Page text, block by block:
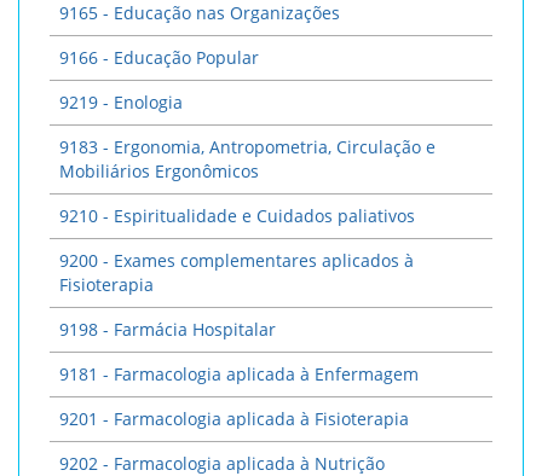
9165 - Educação nas Organizações
9166 - Educação Popular
9219 - Enologia
9183 - Ergonomia, Antropometria, Circulação e
Mobiliários Ergonômicos
9210 - Espiritualidade e Cuidados paliativos
9200 - Exames complementares aplicados à
Fisioterapia
9198 - Farmácia Hospitalar
9181 - Farmacologia aplicada à Enfermagem
9201 - Farmacologia aplicada à Fisioterapia
9202 - Farmacologia aplicada à Nutrição